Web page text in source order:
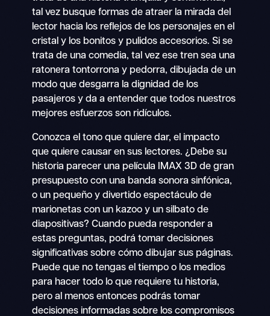
tal vez busque formas de atraer la mirada del
lector hacia los reflejos de los personajes en el
cristal y los bonitos y pulidos accesorios. Si se
trata de una comedia, tal vez ese tren sea una
ratonera tontorrona y pedorra, dibujada de un
modo que desgarra la dignidad de los
pasajeros y da a entender que todos nuestros
mejores esfuerzos son ridículos.
Conozca el tono que quiere dar, el impacto
que quiere causar en sus lectores. ¿Debe su
historia parecer una película IMAX 3D de gran
presupuesto con una banda sonora sinfónica,
o un pequeño y divertido espectáculo de
marionetas con un kazoo y un silbato de
diapositivas? Cuando pueda responder a
estas preguntas, podrá tomar decisiones
significativas sobre cómo dibujar sus páginas.
Puede que no tengas el tiempo o los medios
para hacer todo lo que requiere tu historia,
pero al menos entonces podrás tomar
decisiones informadas sobre los compromisos